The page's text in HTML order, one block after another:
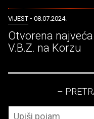
VIJEST • 08.07.2024.
Otvorena
V.B.Z. na Korzu
–